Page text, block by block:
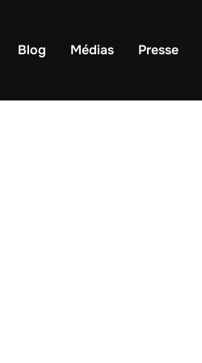
Blog Médias Presse